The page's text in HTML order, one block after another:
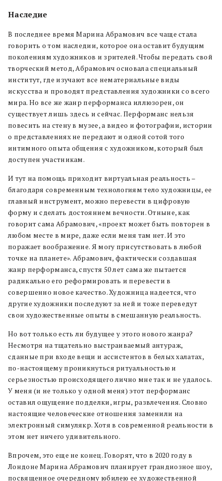
Наследие
В последнее время Марина Абрамович все чаще стала
говорить о том наследии, которое она оставит будущим
поколениям художников и зрителей. Чтобы передать свой
творческий метод, Абрамович основала специальный
институт, где изучают все нематериальные виды
искусства и проводят представления художники со всего
мира. Но все же жанр перформанса иллюзорен, он
существует лишь здесь и сейчас. Перформанс нельзя
повесить на стену в музее, а видео и фотографии, истории
о представлениях не передают и одной сотой того
интимного опыта общения с художником, который был
доступен участникам.
И тут на помощь приходит виртуальная реальность –
благодаря современным технологиям тело художницы, ее
главный инструмент, можно перевести в цифровую
форму и сделать достоянием вечности. Отныне, как
говорит сама Абрамович, «проект может быть повторен в
любом месте в мире, даже если меня там нет. И это
поражает воображение. Я могу присутствовать в любой
точке на планете». Абрамович, фактически создавшая
жанр перформанса, спустя 50 лет сама же пытается
радикально его реформировать и перевести в
совершенно новое качество. Художница надеется, что
другие художники последуют за ней и тоже переведут
свои художественные опыты в смешанную реальность.
Но вот только есть ли будущее у этого нового жанра?
Несмотря на тщательно выстраиваемый антураж,
сданные при входе вещи и ассистентов в белых халатах,
по-настоящему проникнуться ритуальностью и
серьезностью происходящего лично мне так и не удалось.
У меня (и не только у одной меня) этот перформанс
оставил ощущение подделки, игры, развлечения. Словно
настоящие человеческие отношения заменили на
электронный симулякр. Хотя в современной реальности в
этом нет ничего удивительного.
Впрочем, это еще не конец. Говорят, что в 2020 году в
Лондоне Марина Абрамович планирует грандиозное шоу,
посвященное очередному юбилею ее художественной